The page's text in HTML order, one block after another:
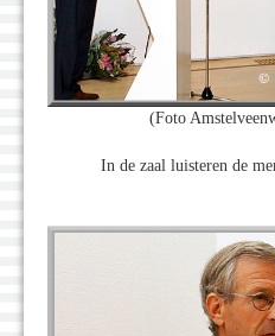
(Foto
In de zaal luisteren de